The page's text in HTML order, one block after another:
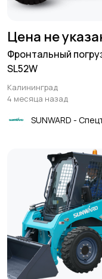
Цена не
Фронтальный
SL52W
Калининград
4 месяца назад